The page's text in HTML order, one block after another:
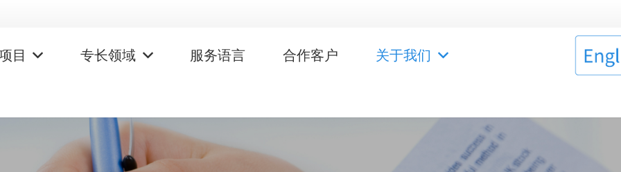
目 专长领域 服务语言 合作客户 关于我们